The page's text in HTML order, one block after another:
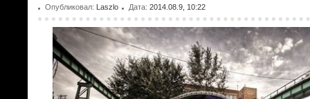
Опубликовал: Laszlo Дата: 2014.08.9, 10:22